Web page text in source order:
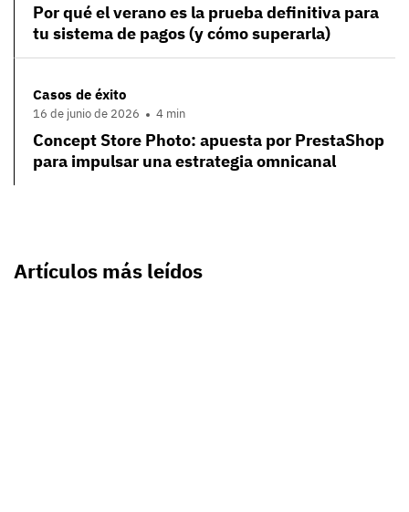
Por qué el verano es la prueba definitiva para
tu sistema de pagos (y cómo superarla)
Casos de éxito
16 de junio de 2026 4 min
Concept Store Photo: apuesta por PrestaShop
para impulsar una estrategia omnicanal
Artículos más leídos